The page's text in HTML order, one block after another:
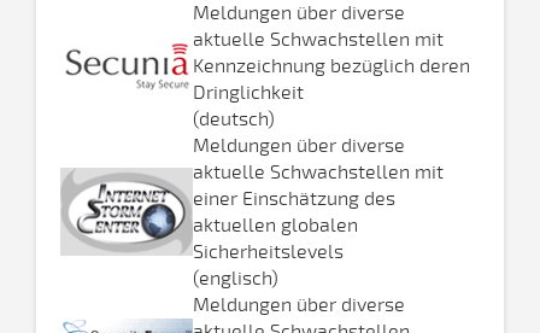
Meldungen über diverse
aktuelle Schwachstellen mit
Kennzeichnung bezüglich deren
Dringlichkeit
(deutsch)
Meldungen über diverse
aktuelle Schwachstellen mit
einer Einschätzung des
aktuellen globalen
Sicherheitslevels
(englisch)
Meldungen über diverse